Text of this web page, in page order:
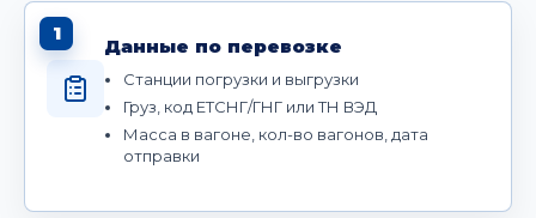
1
Данные по перевозке
Станции погрузки и выгрузки
Груз, код ЕТСНГ/ГНГ или ТН ВЭД
Масса в вагоне, кол-во вагонов, дата
отправки